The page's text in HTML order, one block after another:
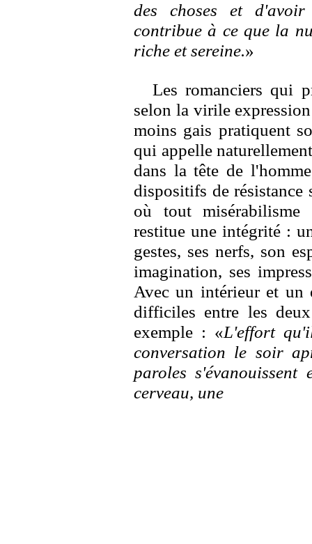
des choses et
contribue à ce que la
riche et sereine.»
Les romanciers qui
selon la virile
moins gais pratiquent
qui appelle
dans la tête de
dispositifs de résistance
où tout misérabilisme
restitue une intégrité :
gestes, ses nerfs, son
imagination, ses
Avec un intérieur et un
difficiles entre les
exemple : «L'effort
conversation le soir
paroles
cerveau, une